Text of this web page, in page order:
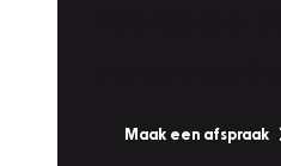
Maak een afspraak